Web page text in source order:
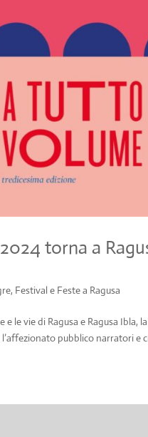
torna a
Festival e Feste a Ragusa
le vie di Ragusa e Ragusa
pubblico narratori e